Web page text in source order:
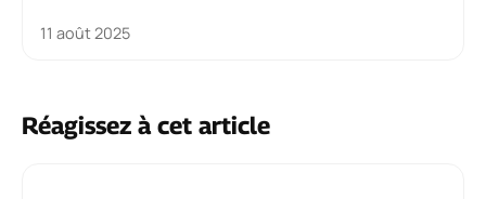
11 août 2025
Réagissez à cet article